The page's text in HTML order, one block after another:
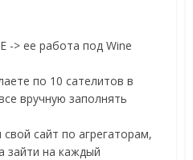
-> ее работа под Wine
по 10 сателитов в
вручную заполнять
сайт по агрегаторам,
зайти на каждый